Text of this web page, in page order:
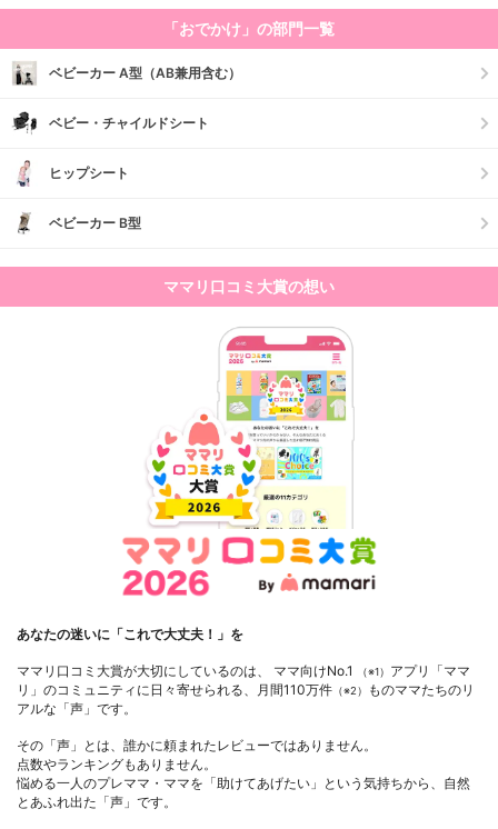
「おでかけ 」の部門一覧
ベビーカー A型（AB兼用含む）
ベビー・チャイルドシート
ヒップシート
ベビーカー B型
ママリ口コミ大賞の想い
あなたの迷いに「これで大丈夫！」を
ママリ口コミ大賞が大切にしているのは、 ママ向けNo.1 （※1） アプリ「ママ
リ」のコミュニティに日々寄せられる、月間110万件 （※2）
ものママたちのリ
アルな「声」です。
その「声」とは、誰かに頼まれたレビューではありません。
点数やランキングもありません。
悩める一人のプレママ・ママを「助けてあげたい」という気持ちから、自然
とあふれ出た「声」です。